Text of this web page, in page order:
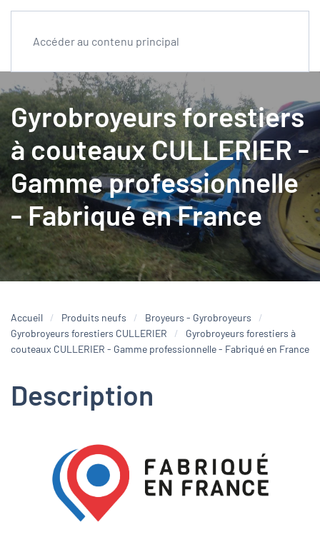
Accéder au contenu principal
Gyrobroyeurs forestiers
à couteaux CULLERIER -
Gamme professionnelle
- Fabriqué en France
Accueil Produits neufs
Broyeurs - Gyrobroyeurs
Gyrobroyeurs forestiers CULLERIER
Gyrobroyeurs forestiers à
couteaux CULLERIER - Gamme professionnelle - Fabriqué en France
Description